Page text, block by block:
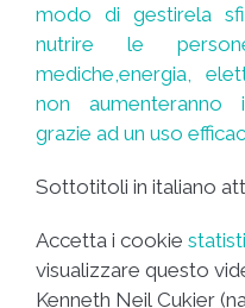
modo di gestirela
nutrire le
mediche, energia,
non aumenteranno
grazie ad un uso
Sottotitoli in italiano
Accetta i cookie
visualizzare questo
Kenneth Neil Cukier